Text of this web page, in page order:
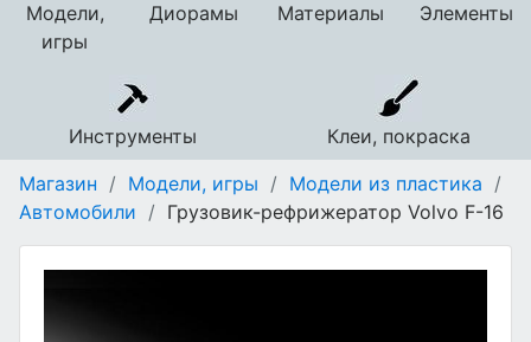
Модели,
игры
Диорамы Материалы Элементы
Инструменты
Клеи, покраска
Магазин / Модели, игры / Модели из пластика /
Автомобили / Грузовик-рефрижератор Volvo F-16